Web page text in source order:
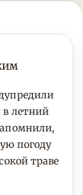
в летний
погоду
траве